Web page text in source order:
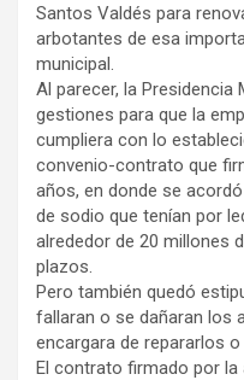
Santos Valdés para
arbotantes de esa
municipal.
Al parecer, la Presidencia
gestiones para que la
cumpliera con lo
convenio-contrato que
años, en donde se
de sodio que tenían por
alrededor de 20 millones
plazos.
Pero también quedó
fallaran o se dañaran los
encargara de repararlos
El contrato firmado por